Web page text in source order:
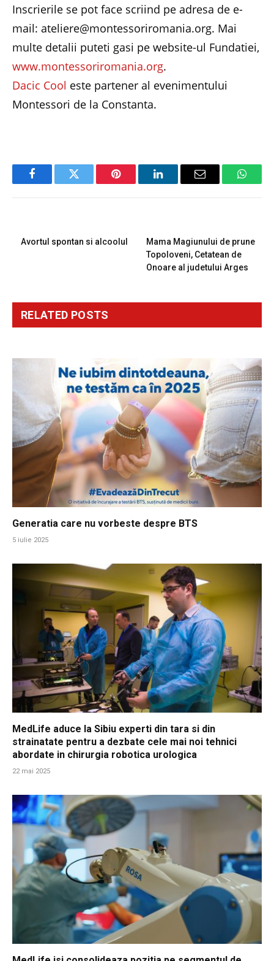
Inscrierile se pot face scriind pe adresa de e-
mail: ateliere@montessoriromania.org. Mai
multe detalii puteti gasi pe website-ul Fundatiei,
www.montessoriromania.org.
Dacic Cool este partener al evenimentului
Montessori de la Constanta.
FacebookTwitter Pinterest LinkedInEmail
Avortul spontan si alcoolul
Mama Magiunului de prune
Topoloveni, Cetatean de
Onoare al judetului Arges
RELATED POSTS
Generatia care nu vorbeste despre BTS
5 iulie 2025
MedLife aduce la Sibiu experti din tara si din
strainatate pentru a dezbate cele mai noi tehnici
abordate in chirurgia robotica urologica
22 mai 2025